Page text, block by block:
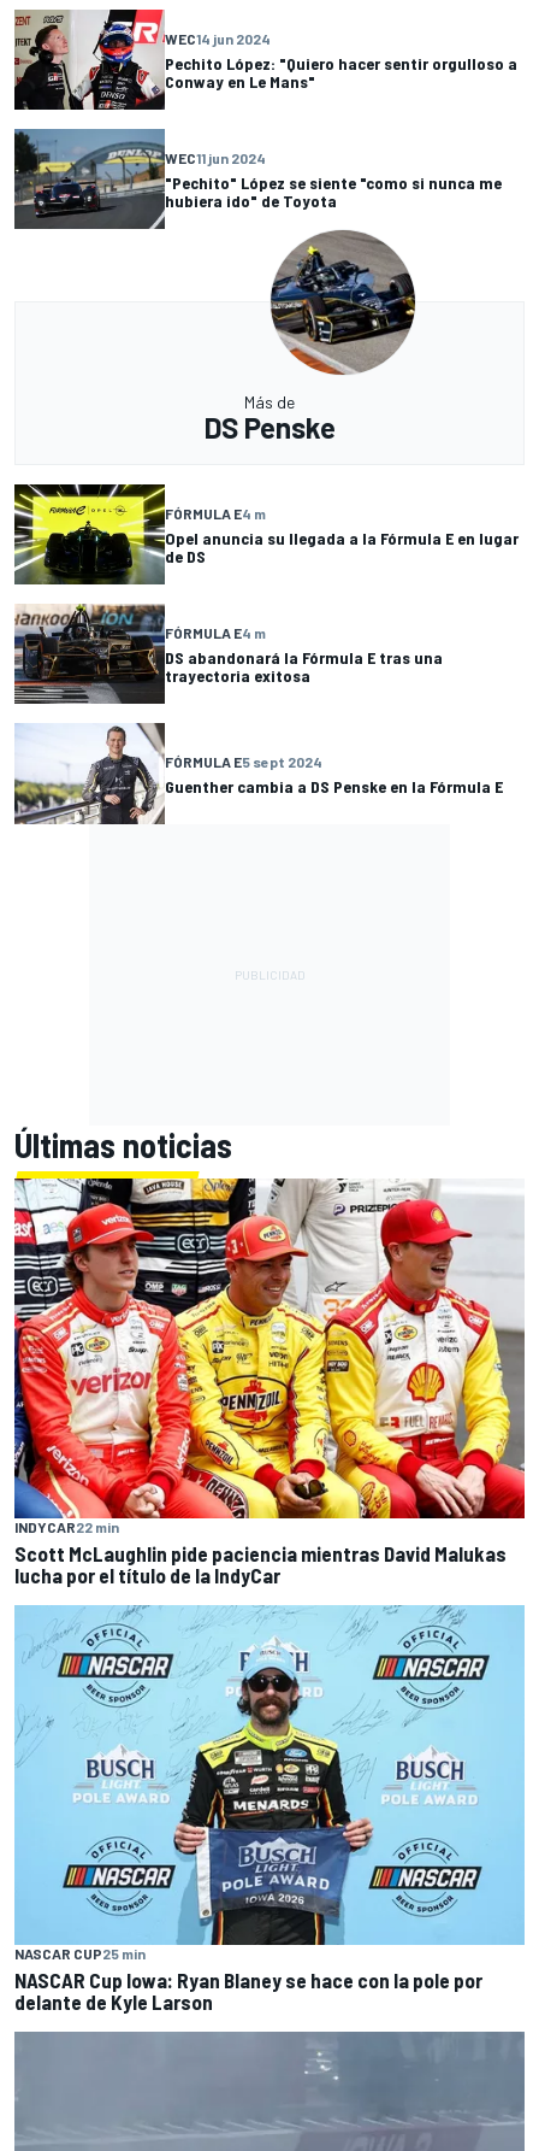
WEC14 jun 2024
Pechito López: "Quiero hacer sentir orgulloso a
Conway en Le Mans"
WEC11 jun 2024
"Pechito" López se siente "como si nunca me
hubiera ido" de Toyota
Más de
DS Penske
FÓRMULA E4 m
Opel anuncia su llegada a la Fórmula E en lugar
de DS
FÓRMULA E4 m
DS abandonará la Fórmula E tras una
trayectoria exitosa
FÓRMULA E5 sept 2024
Guenther cambia a DS Penske en la Fórmula E
Últimas noticias
INDYCAR22 min
Scott McLaughlin pide paciencia mientras David Malukas
lucha por el título de la IndyCar
NASCAR CUP25 min
NASCAR Cup Iowa: Ryan Blaney se hace con la pole por
delante de Kyle Larson